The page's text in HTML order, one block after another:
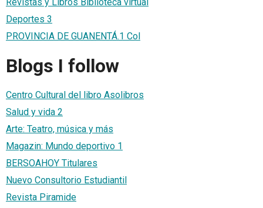
Deportes 3
PROVINCIA DE GUANENTÁ.1 Col
Blogs I follow
Centro Cultural del libro Asolibros
Salud y vida 2
Arte: Teatro, música y más
Magazin: Mundo deportivo 1
BERSOAHOY Titulares
Nuevo Consultorio Estudiantil
Revista Piramide